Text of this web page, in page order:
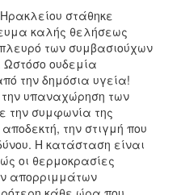
στάθηκε
καλής θελήσεως
των συμβασιούχων
Ωστόσο ουδεμία
την δημόσια υγεία!
υπαναχώρηση των
την συμφωνία της
την στιγμή που
Η κατάσταση είναι
οι θερμοκρασίες
απορριμμάτων